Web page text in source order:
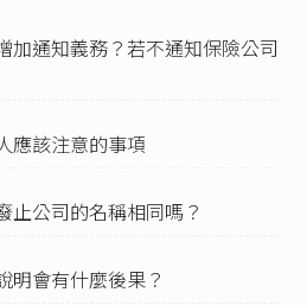
人。」
所致失能或死亡時，負給付保
法所稱受益人，指被保險人或
償請求權之人，要保人或被保
加通知義務？若不通知保險公司
應該注意的事項
止公司的名稱相同嗎？
明會有什麼後果？